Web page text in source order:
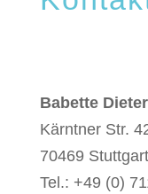
Babette
Kärntner Str.
70469 Stuttgart
Tel.: +49 (0)